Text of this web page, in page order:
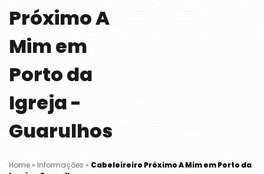
Próximo A
Mim em
Porto da
Igreja -
Guarulhos
Home» Informações » Cabeleireiro Próximo A Mim em Porto da